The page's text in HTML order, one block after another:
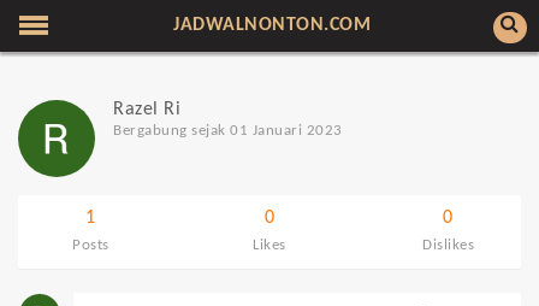
JADWALNONTON.COM
Razel Ri
Bergabung sejak 01 Januari 2023
1
Posts
0
Likes
0
Dislikes